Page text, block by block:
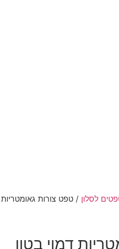
לסלון/ טפט צורות גאומטריות
דמוי בטון